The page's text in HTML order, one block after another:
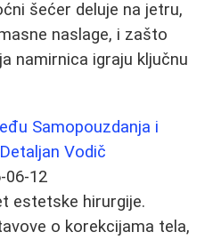
šećer deluje na jetru,
naslage, i zašto
namirnica igraju ključnu
Samopouzdanja i
Vodič
06-12
estetske hirurgije.
o korekcijama tela,